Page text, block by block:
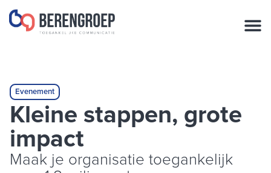
de
inhoud
Evenement
Kleine stappen, grote
impact
Maak je organisatie toegankelijk